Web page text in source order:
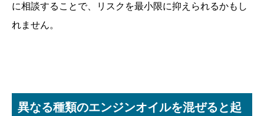
に相談することで、リスクを最小限に抑えられるかもし
れません。
異なる種類のエンジンオイルを混ぜると起